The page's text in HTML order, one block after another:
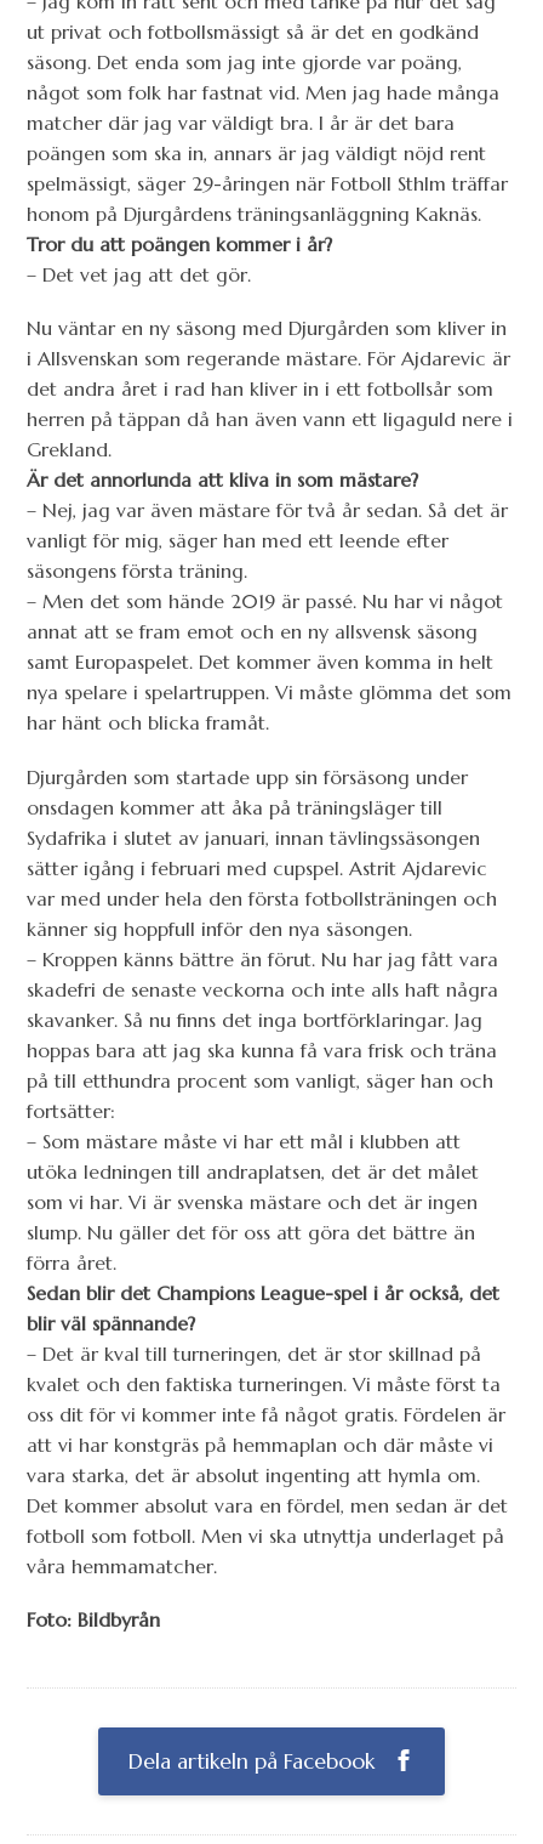
ut privat och fotbollsmässigt så är det en godkänd
säsong. Det enda som jag inte gjorde var poäng,
något som folk har fastnat vid. Men jag hade många
matcher där jag var väldigt bra. I år är det bara
poängen som ska in, annars är jag väldigt nöjd rent
spelmässigt, säger 29-åringen när Fotboll Sthlm träffar
honom på Djurgårdens träningsanläggning Kaknäs.
Tror du att poängen kommer i år?
– Det vet jag att det gör.
Nu väntar en ny säsong med Djurgården som kliver in
i Allsvenskan som regerande mästare. För Ajdarevic är
det andra året i rad han kliver in i ett fotbollsår som
herren på täppan då han även vann ett ligaguld nere i
Grekland.
Är det annorlunda att kliva in som mästare?
– Nej, jag var även mästare för två år sedan. Så det är
vanligt för mig, säger han med ett leende efter
säsongens första träning.
– Men det som hände 2019 är passé. Nu har vi något
annat att se fram emot och en ny allsvensk säsong
samt Europaspelet. Det kommer även komma in helt
nya spelare i spelartruppen. Vi måste glömma det som
har hänt och blicka framåt.
Djurgården som startade upp sin försäsong under
onsdagen kommer att åka på träningsläger till
Sydafrika i slutet av januari, innan tävlingssäsongen
sätter igång i februari med cupspel. Astrit Ajdarevic
var med under hela den första fotbollsträningen och
känner sig hoppfull inför den nya säsongen.
– Kroppen känns bättre än förut. Nu har jag fått vara
skadefri de senaste veckorna och inte alls haft några
skavanker. Så nu finns det inga bortförklaringar. Jag
hoppas bara att jag ska kunna få vara frisk och träna
på till etthundra procent som vanligt, säger han och
fortsätter:
– Som mästare måste vi har ett mål i klubben att
utöka ledningen till andraplatsen, det är det målet
som vi har. Vi är svenska mästare och det är ingen
slump. Nu gäller det för oss att göra det bättre än
förra året.
Sedan blir det Champions League-spel i år också, det
blir väl spännande?
– Det är kval till turneringen, det är stor skillnad på
kvalet och den faktiska turneringen. Vi måste först ta
oss dit för vi kommer inte få något gratis. Fördelen är
att vi har konstgräs på hemmaplan och där måste vi
vara starka, det är absolut ingenting att hymla om.
Det kommer absolut vara en fördel, men sedan är det
fotboll som fotboll. Men vi ska utnyttja underlaget på
våra hemmamatcher.
Foto: Bildbyrån
Dela artikeln på Facebook